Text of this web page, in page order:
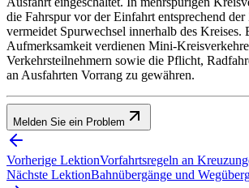
die Fahrspur vor der Einfahrt entsprechend
vermeidet Spurwechsel innerhalb des Kreises.
Aufmerksamkeit verdienen Mini-
Verkehrsteilnehmern sowie die Pflicht,
an Ausfahrten Vorrang zu gewähren.
Melden Sie ein Problem
Vorherige LektionVorfahrtsregeln an
Nächste LektionBahnübergänge und